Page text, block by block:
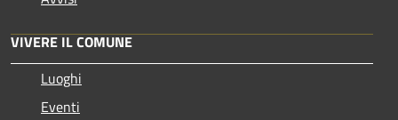
VIVERE IL COMUNE
Luoghi
Eventi